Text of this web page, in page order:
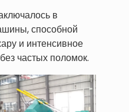
в
способной
и интенсивное
частых поломок.